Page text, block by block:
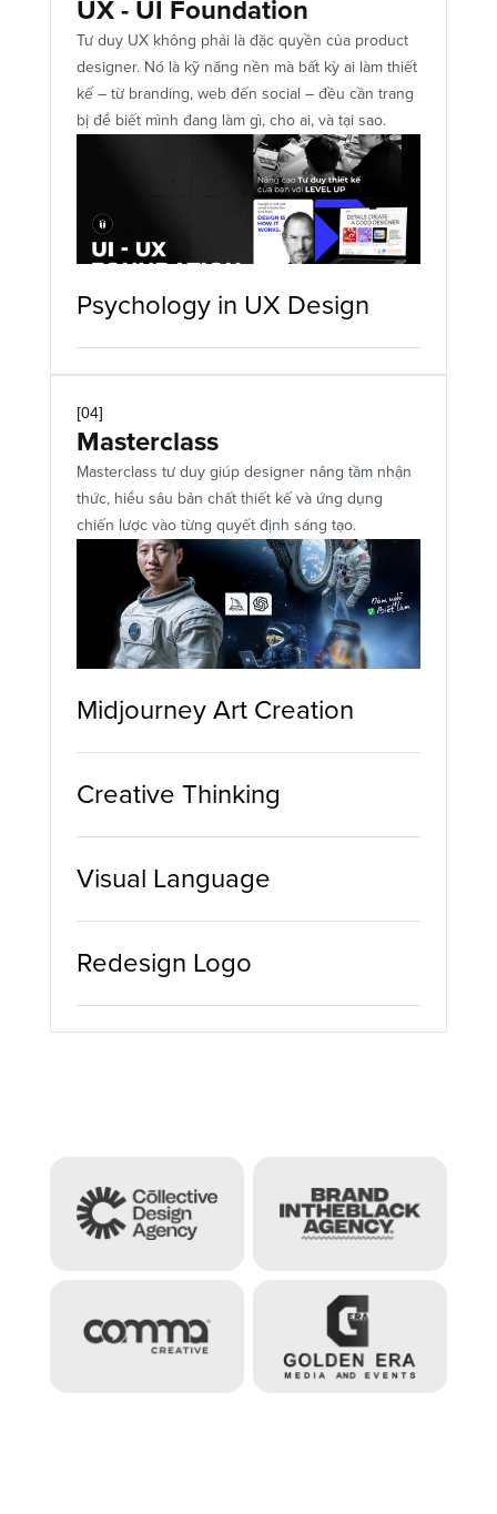
UX - UI Foundation
Tư duy UX không phải là đặc quyền của product
designer. Nó là kỹ năng nền mà bất kỳ ai làm thiết
kế – từ branding, web đến social – đều cần trang
bị để biết mình đang làm gì, cho ai, và tại sao.
Psychology in UX Design
[04]
Masterclass
Masterclass tư duy giúp designer nâng tầm nhận
thức, hiểu sâu bản chất thiết kế và ứng dụng
chiến lược vào từng quyết định sáng tạo.
Midjourney Art Creation
Creative Thinking
Visual Language
Redesign Logo